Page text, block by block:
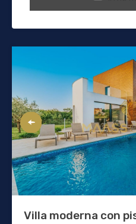
Villa moderna con